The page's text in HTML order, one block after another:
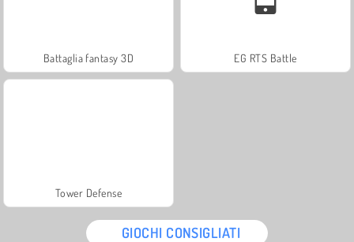
Battaglia fantasy 3D EG RTS Battle
Tower Defense
GIOCHI CONSIGLIATI